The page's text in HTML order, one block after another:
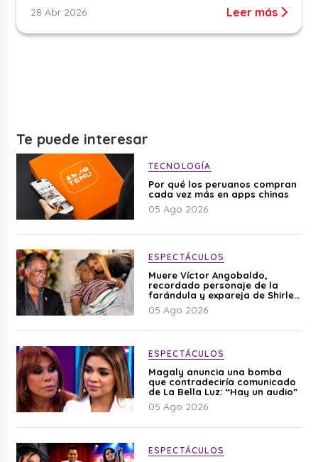
28 Abr 2026 Leer más
Te puede interesar
TECNOLOGÍA
Por qué los peruanos compran
cada vez más en apps chinas
05 Ago 2026
ESPECTÁCULOS
Muere Víctor Angobaldo,
recordado personaje de la
farándula y expareja de Shirley
Cherres
05 Ago 2026
ESPECTÁCULOS
Magaly anuncia una bomba
que contradeciría comunicado
de La Bella Luz: “Hay un audio”
05 Ago 2026
ESPECTÁCULOS